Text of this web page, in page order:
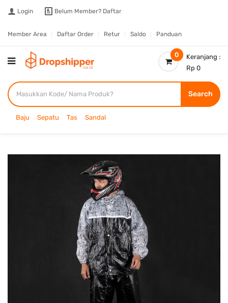
Login Belum Member? Daftar
Member Area Daftar Order Retur Saldo Panduan
0
Keranjang :
Rp 0
Search
Baju Sepatu Tas Sandal